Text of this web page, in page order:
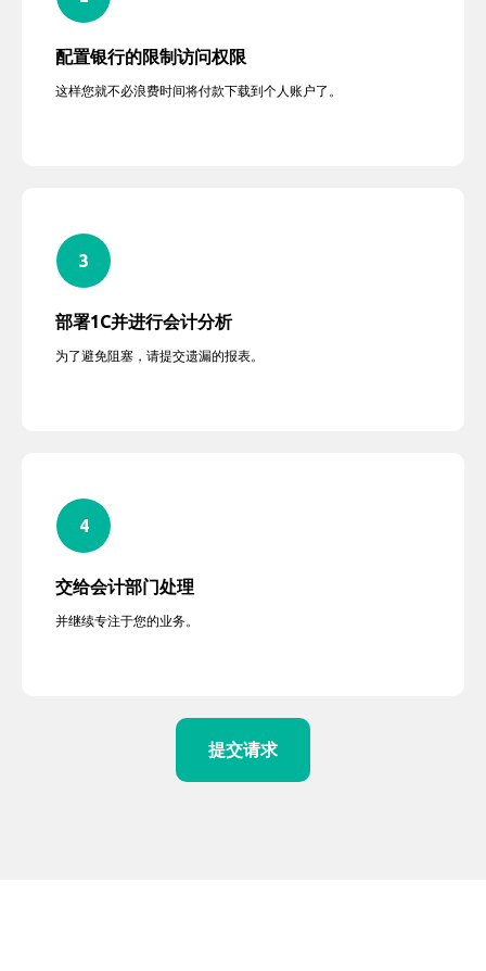
配置银行的限制访问权限
这样您就不必浪费时间将付款下载到个人账户了。
部署1C并进行会计分析
为了避免阻塞，请提交遗漏的报表。
交给会计部门处理
并继续专注于您的业务。
提交请求